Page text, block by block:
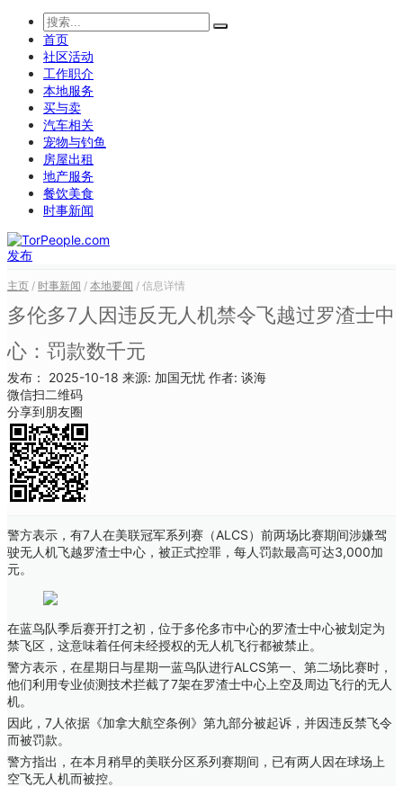
首页
社区活动
工作职介
本地服务
买与卖
汽车相关
宠物与钓鱼
房屋出租
地产服务
餐饮美食
时事新闻
发布
主页 / 时事新闻 / 本地要闻 / 信息详情
多伦多7人因违反无人机禁令飞越过罗渣士中
心：罚款数千元
发布： 2025-10-18 来源: 加国无忧 作者: 谈海
微信扫二维码
分享到朋友圈
警方表示，有7人在美联冠军系列赛（ALCS）前两场比赛期间涉嫌驾
驶无人机飞越罗渣士中心，被正式控罪，每人罚款最高可达3,000加
元。
在蓝鸟队季后赛开打之初，位于多伦多市中心的罗渣士中心被划定为
禁飞区，这意味着任何未经授权的无人机飞行都被禁止。
警方表示，在星期日与星期一蓝鸟队进行ALCS第一、第二场比赛时，
他们利用专业侦测技术拦截了7架在罗渣士中心上空及周边飞行的无人
机。
因此，7人依据《加拿大航空条例》第九部分被起诉，并因违反禁飞令
而被罚款。
警方指出，在本月稍早的美联分区系列赛期间，已有两人因在球场上
空飞无人机而被控。